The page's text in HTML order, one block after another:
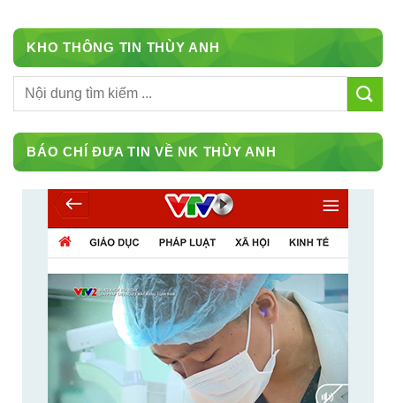
KHO THÔNG TIN THÙY ANH
BÁO CHÍ ĐƯA TIN VỀ NK THÙY ANH